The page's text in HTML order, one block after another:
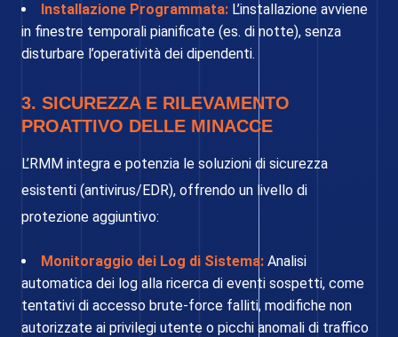
Installazione Programmata: L’installazione avviene
in finestre temporali pianificate (es. di notte), senza
disturbare l’operatività dei dipendenti.
3. SICUREZZA E RILEVAMENTO
PROATTIVO DELLE MINACCE
L’RMM integra e potenzia le soluzioni di sicurezza
esistenti (antivirus/EDR), offrendo un livello di
protezione aggiuntivo:
Monitoraggio dei Log di Sistema: Analisi
automatica dei log alla ricerca di eventi sospetti, come
tentativi di accesso brute-force falliti, modifiche non
autorizzate ai privilegi utente o picchi anomali di traffico